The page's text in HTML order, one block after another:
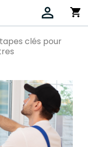
shopping_cart

clés pour